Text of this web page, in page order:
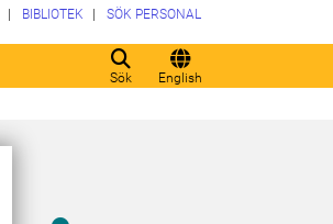
Sök English
BIBLIOTEK SÖK PERSONAL